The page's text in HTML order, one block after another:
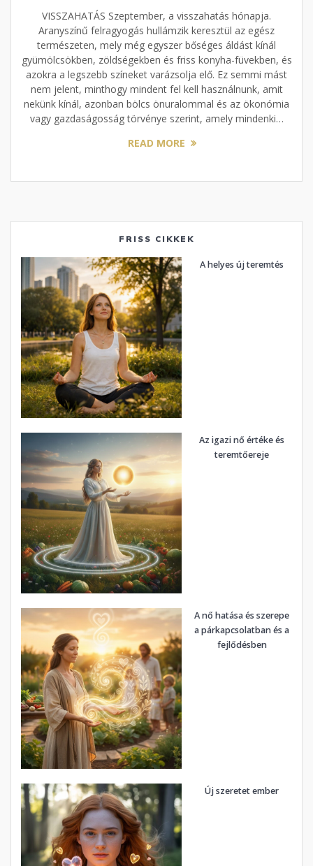
VISSZAHATÁS Szeptember, a visszahatás hónapja.
Aranyszínű felragyogás hullámzik keresztül az egész
természeten, mely még egyszer bőséges áldást kínál
gyümölcsökben, zöldségekben és friss konyha-füvekben, és
azokra a legszebb színeket varázsolja elő. Ez semmi mást
nem jelent, minthogy mindent fel kell használnunk, amit
nekünk kínál, azonban bölcs önuralommal és az ökonómia
vagy gazdaságosság törvénye szerint, amely mindenki…
READ MORE
FRISS CIKKEK
A helyes új teremtés
Az igazi nő értéke és
teremtőereje
A nő hatása és szerepe
a párkapcsolatban és a
fejlődésben
Új szeretet ember